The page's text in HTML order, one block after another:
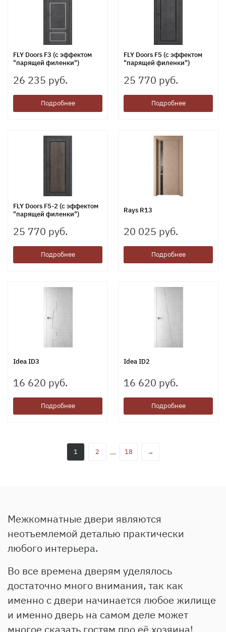
FLY Doors F3 (с эффектом
"парящей филенки")
26 235 руб.
Подробнее
FLY Doors F5 (с эффектом
"парящей филенки")
25 770 руб.
Подробнее
FLY Doors F5-2 (с эффектом
"парящей филенки")
25 770 руб.
Подробнее
Rays R13
20 025 руб.
Подробнее
Idea ID3
16 620 руб.
Подробнее
Idea ID2
16 620 руб.
Подробнее
1 2 ... 18 →
Межкомнатные двери являются
неотъемлемой деталью практически
любого интерьера.
Во все времена дверям уделялось
достаточно много внимания, так как
именно с двери начинается любое жилище
и именно дверь на самом деле может
многое сказать гостям про её хозяина!